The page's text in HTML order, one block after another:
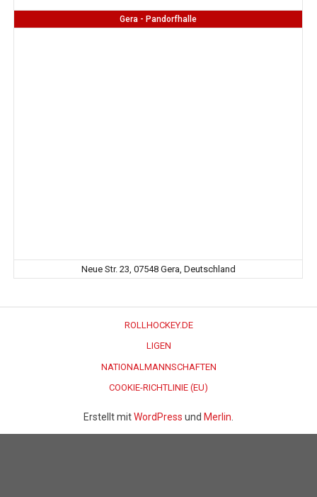
Gera - Pandorfhalle
Neue Str. 23, 07548 Gera, Deutschland
ROLLHOCKEY.DE
LIGEN
NATIONALMANNSCHAFTEN
COOKIE-RICHTLINIE (EU)
Erstellt mitWordPress und Merlin.